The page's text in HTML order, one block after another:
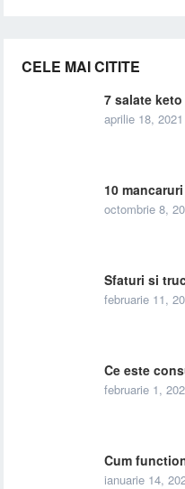
CELE MAI CITITE
7 salate
aprilie 18, 2021
10
octombrie 8,
Sfaturi si
februarie 11,
Ce este
februarie 1,
Cum
ianuarie 14,